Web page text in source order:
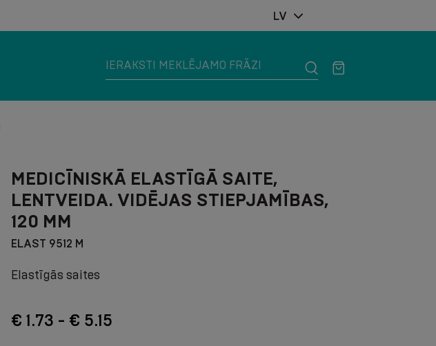
LV
MEDICĪNISKĀ ELASTĪGĀ SAITE,
LENTVEIDA. VIDĒJAS STIEPJAMĪBAS,
120 MM
ELAST 9512 M
Elastīgās saites
€ 1.73 - € 5.15